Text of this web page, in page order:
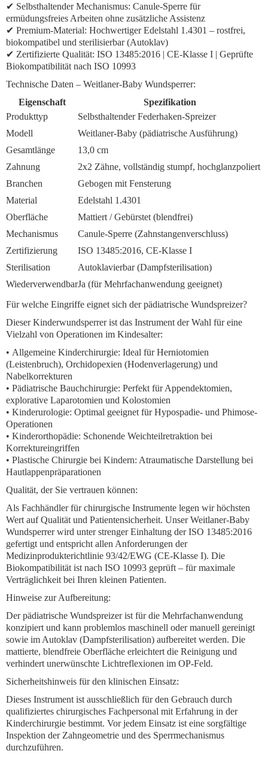
✔ Selbsthaltender Mechanismus: Canule-Sperre für
ermüdungsfreies Arbeiten ohne zusätzliche Assistenz
✔ Premium-Material: Hochwertiger Edelstahl 1.4301 – rostfrei,
biokompatibel und sterilisierbar (Autoklav)
✔ Zertifizierte Qualität: ISO 13485:2016 | CE-Klasse I | Geprüfte
Biokompatibilität nach ISO 10993
Technische Daten – Weitlaner-Baby Wundsperrer:
Eigenschaft
Spezifikation
Produkttyp
Selbsthaltender Federhaken-Spreizer
Modell
Weitlaner-Baby (pädiatrische Ausführung)
Gesamtlänge
13,0 cm
Zahnung
2x2 Zähne, vollständig stumpf, hochglanzpoliert
Branchen
Gebogen mit Fensterung
Material
Edelstahl 1.4301
Oberfläche
Mattiert / Gebürstet (blendfrei)
Mechanismus
Canule-Sperre (Zahnstangenverschluss)
Zertifizierung
ISO 13485:2016, CE-Klasse I
Sterilisation
Autoklavierbar (Dampfsterilisation)
WiederverwendbarJa (für Mehrfachanwendung geeignet)
Für welche Eingriffe eignet sich der pädiatrische Wundspreizer?
DieserKinderwundsperrerist das Instrument der Wahl für eine
Vielzahl von Operationen im Kindesalter:
• Allgemeine Kinderchirurgie: Ideal für Herniotomien
(Leistenbruch), Orchidopexien (Hodenverlagerung) und
Nabelkorrekturen
• Pädiatrische Bauchchirurgie: Perfekt für Appendektomien,
explorative Laparotomien und Kolostomien
• Kinderurologie: Optimal geeignet für Hypospadie- und Phimose-
Operationen
• Kinderorthopädie: Schonende Weichteilretraktion bei
Korrektureingriffen
• Plastische Chirurgie bei Kindern: Atraumatische Darstellung bei
Hautlappenpräparationen
Qualität, der Sie vertrauen können:
Als Fachhändler für chirurgische Instrumente legen wir höchsten
Wert auf Qualität und Patientensicherheit. UnserWeitlaner-Baby
Wundsperrerwird unter strenger Einhaltung der ISO 13485:2016
gefertigt und entspricht allen Anforderungen der
Medizinprodukterichtlinie 93/42/EWG (CE-Klasse I). Die
Biokompatibilität ist nach ISO 10993 geprüft – für maximale
Verträglichkeit bei Ihren kleinen Patienten.
Hinweise zur Aufbereitung:
Derpädiatrische Wundspreizerist für die Mehrfachanwendung
konzipiert und kann problemlos maschinell oder manuell gereinigt
sowie im Autoklav (Dampfsterilisation) aufbereitet werden. Die
mattierte, blendfreie Oberfläche erleichtert die Reinigung und
verhindert unerwünschte Lichtreflexionen im OP-Feld.
Sicherheitshinweis für den klinischen Einsatz:
Dieses Instrument ist ausschließlich für den Gebrauch durch
qualifiziertes chirurgisches Fachpersonal mit Erfahrung in der
Kinderchirurgie bestimmt. Vor jedem Einsatz ist eine sorgfältige
Inspektion der Zahngeometrie und des Sperrmechanismus
durchzuführen.